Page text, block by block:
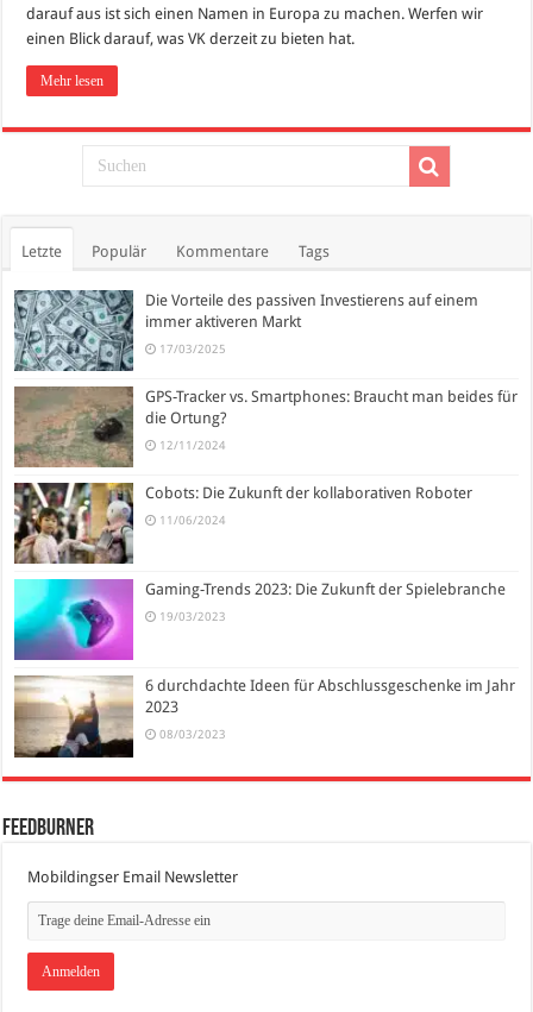
darauf aus ist sich einen Namen in Europa zu machen. Werfen wir
einen Blick darauf, was VK derzeit zu bieten hat.
Mehr lesen
Letzte Populär Kommentare Tags
Die Vorteile des passiven Investierens auf einem
immer aktiveren Markt
17/03/2025
GPS-Tracker vs. Smartphones: Braucht man beides für
die Ortung?
12/11/2024
Cobots: Die Zukunft der kollaborativen Roboter
11/06/2024
Gaming-Trends 2023: Die Zukunft der Spielebranche
19/03/2023
6 durchdachte Ideen für Abschlussgeschenke im Jahr
2023
08/03/2023
FeedBurner
Mobildingser Email Newsletter